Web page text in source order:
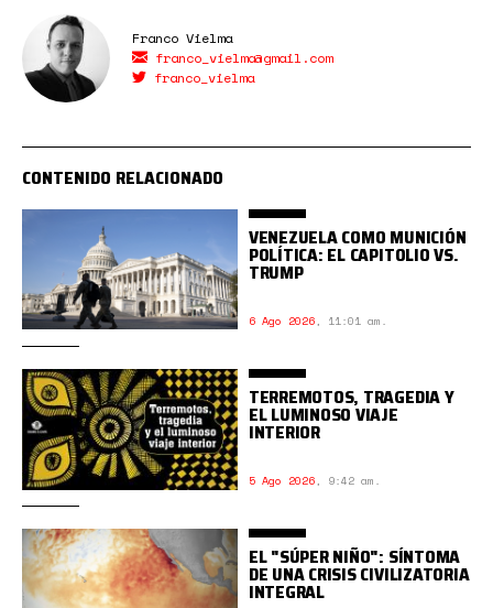
Franco Vielma
franco_vielma@gmail.com
franco_vielma
CONTENIDO RELACIONADO
VENEZUELA COMO MUNICIÓN
POLÍTICA: EL CAPITOLIO VS.
TRUMP
6 Ago 2026, 11:01 am.
TERREMOTOS, TRAGEDIA Y
EL LUMINOSO VIAJE
INTERIOR
5 Ago 2026, 9:42 am.
EL "SÚPER NIÑO": SÍNTOMA
DE UNA CRISIS CIVILIZATORIA
INTEGRAL